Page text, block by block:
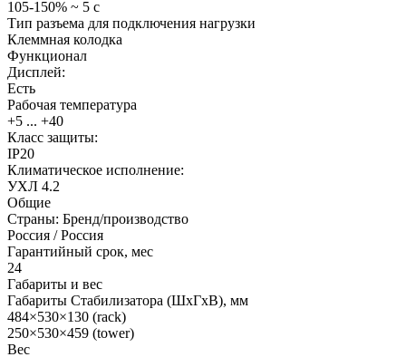
105-150% ~ 5 с
Тип разъема для подключения нагрузки
Клеммная колодка
Функционал
Дисплей:
Есть
Рабочая температура
+5 ... +40
Класс защиты:
IP20
Климатическое исполнение:
УХЛ 4.2
Общие
Страны: Бренд/производство
Россия / Россия
Гарантийный срок, мес
24
Габариты и вес
Габариты Стабилизатора (ШхГхВ), мм
484×530×130 (rack)
250×530×459 (tower)
Вес